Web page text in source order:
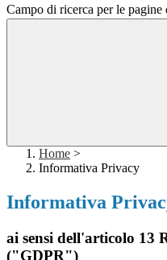
Campo di ricerca per le pagine
Home >
Informativa Privacy
Informativa
ai sensi dell'articolo 13
("GDPR")